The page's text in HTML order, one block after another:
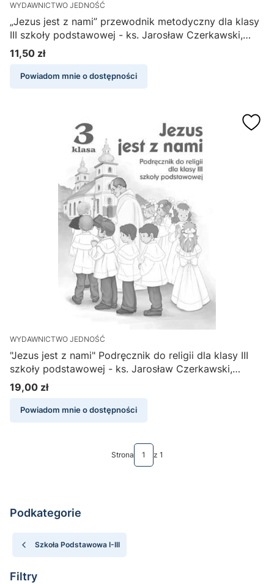
WYDAWNICTWO JEDNOŚĆ
„Jezus jest z nami” przewodnik metodyczny dla klasy
III szkoły podstawowej - ks. Jarosław Czerkawski,
Elżbieta Kondrak
Cena
11,50 zł
Powiadom mnie o dostępności
WYDAWNICTWO JEDNOŚĆ
"Jezus jest z nami" Podręcznik do religii dla klasy III
szkoły podstawowej - ks. Jarosław Czerkawski,
Elżbieta Kondrak
Cena
19,00 zł
Powiadom mnie o dostępności
Strona z 1
Podkategorie
Szkoła Podstawowa I-III
Filtry